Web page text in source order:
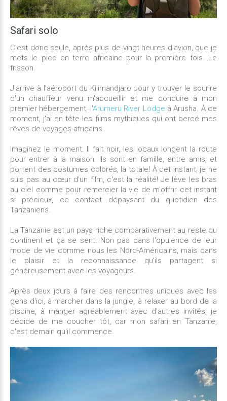
Safari solo
C'est donc seule, après plus de vingt heures d'avion, que je
mets le pied en terre africaine pour la première fois. Le
frisson.
J'arrive à l'aéroport du Kilimandjaro pour y trouver le sourire
d'un chauffeur venu m'accueillir et me conduire à mon
premier hébergement, l'Arumeru River Lodge à Arusha. À ce
moment, j'ai en tête les films mythiques qui ont bercé mes
rêves de voyages africains.
Imaginez le moment. Il fait noir, les locaux longent la route
pour entrer à la maison. Ils sont en famille, entre amis, et
portent des costumes colorés, la totale! À cet instant, je ne
suis pas au cœur d'un film, c'est la réalité! Je lève les bras
au ciel comme pour remercier la vie de m'offrir cet instant
si précieux, ce contact dépaysant du quotidien des
Tanzaniens.
La Tanzanie est un pays riche comparativement au reste du
continent et ça se sent. Non pas dans l'opulence de leur
mode de vie comme nous les Nord-Américains, mais dans
le plaisir et la reconnaissance qu'ils partagent si
généreusement avec les voyageurs.
Après deux jours à faire des rencontres uniques avec les
gens d'ici, à marcher dans la jungle, à relaxer au bord de la
piscine, à manger agréablement avec d'autres invités, je
décide de me coucher tôt, car mon safari en Tanzanie,
c'est demain qu'il commence.